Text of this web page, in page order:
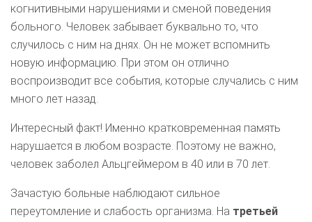
когнитивными нарушениями и сменой поведения
больного. Человек забывает буквально то, что
случилось с ним на днях. Он не может вспомнить
новую информацию. При этом он отлично
воспроизводит все события, которые случались с ним
много лет назад.
Интересный факт! Именно кратковременная память
нарушается в любом возрасте. Поэтому не важно,
человек заболел Альцгеймером в 40 или в 70 лет.
Зачастую больные наблюдают сильное
переутомление и слабость организма. На третьей